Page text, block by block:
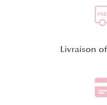
Livraison